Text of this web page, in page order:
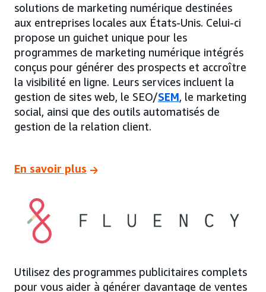
solutions de marketing numérique destinées
aux entreprises locales aux États-Unis. Celui-ci
propose un guichet unique pour les
programmes de marketing numérique intégrés
conçus pour générer des prospects et accroître
la visibilité en ligne. Leurs services incluent la
gestion de sites web, le SEO/SEM, le marketing
social, ainsi que des outils automatisés de
gestion de la relation client.
En savoir plus
Utilisez des programmes publicitaires complets
pour vous aider à générer davantage de ventes